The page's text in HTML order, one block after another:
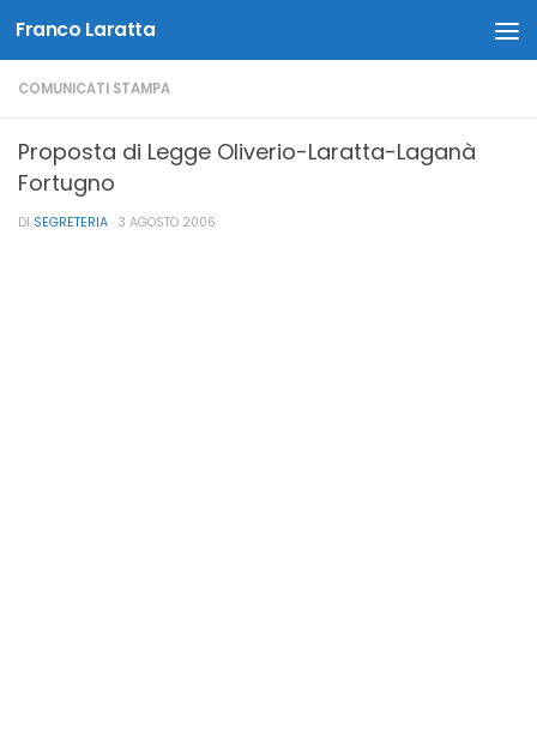
Salta al contenuto
Franco Laratta
COMUNICATI STAMPA
Proposta di Legge Oliverio-Laratta-Laganà
Fortugno
DI SEGRETERIA · 3 AGOSTO 2006